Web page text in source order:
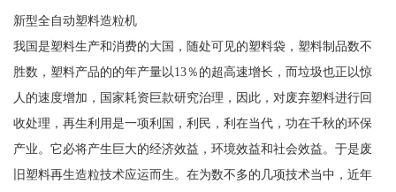
新型全自动塑料造粒机
我国是塑料生产和消费的大国，随处可见的塑料袋，塑料制品数不
胜数，塑料产品的的年产量以13％的超高速增长，而垃圾也正以惊
人的速度增加，国家耗资巨款研究治理，因此，对废弃塑料进行回
收处理，再生利用是一项利国，利民，利在当代，功在千秋的环保
产业。它必将产生巨大的经济效益，环境效益和社会效益。于是废
旧塑料再生造粒技术应运而生。在为数不多的几项技术当中，近年